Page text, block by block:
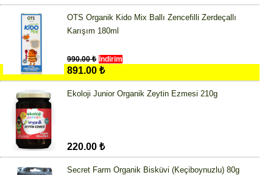
OTS Organik Kido Mix Ballı Zencefilli Zerdeçallı
Karışım 180ml
990.00 ₺ İndirim
891.00 ₺
Ekoloji Junior Organik Zeytin Ezmesi 210g
220.00 ₺
Secret Farm Organik Bisküvi (Keçiboynuzlu) 80g